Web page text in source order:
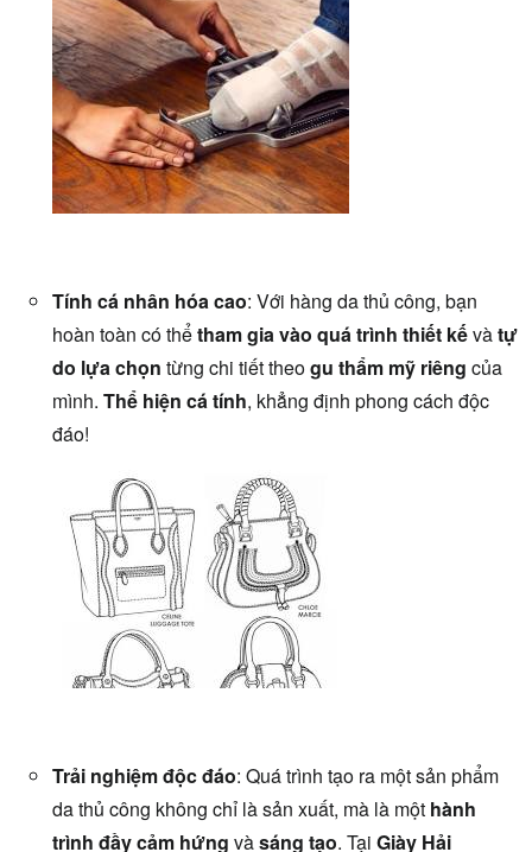
Tính cá nhân hóa cao: Với hàng da thủ công, bạn
hoàn toàn có thểtham gia vào quá trình thiết kếvàtự
do lựa chọn từng chi tiết theogu thẩm mỹ riêng của
mình. Thể hiện cá tính, khẳng định phong cách độc
đáo!
Trải nghiệm độc đáo: Quá trình tạo ra một sản phẩm
da thủ công không chỉ là sản xuất, mà là một hành
trình đầy cảm hứng vàsáng tạo. Tại Giày Hải